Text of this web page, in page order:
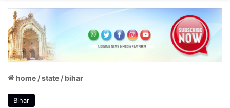
home /state / bihar
Bihar